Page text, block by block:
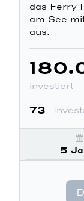
das Ferry
am See
aus.
investiert
73
5